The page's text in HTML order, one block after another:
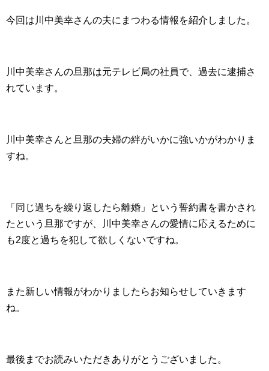
今回は川中美幸さんの夫にまつわる情報を紹介しました。
川中美幸さんの旦那は元テレビ局の社員で、過去に逮捕さ
れています。
川中美幸さんと旦那の夫婦の絆がいかに強いかがわかりま
すね。
「同じ過ちを繰り返したら離婚」という誓約書を書かされ
たという旦那ですが、川中美幸さんの愛情に応えるために
も2度と過ちを犯して欲しくないですね。
また新しい情報がわかりましたらお知らせしていきます
ね。
最後までお読みいただきありがとうございました。